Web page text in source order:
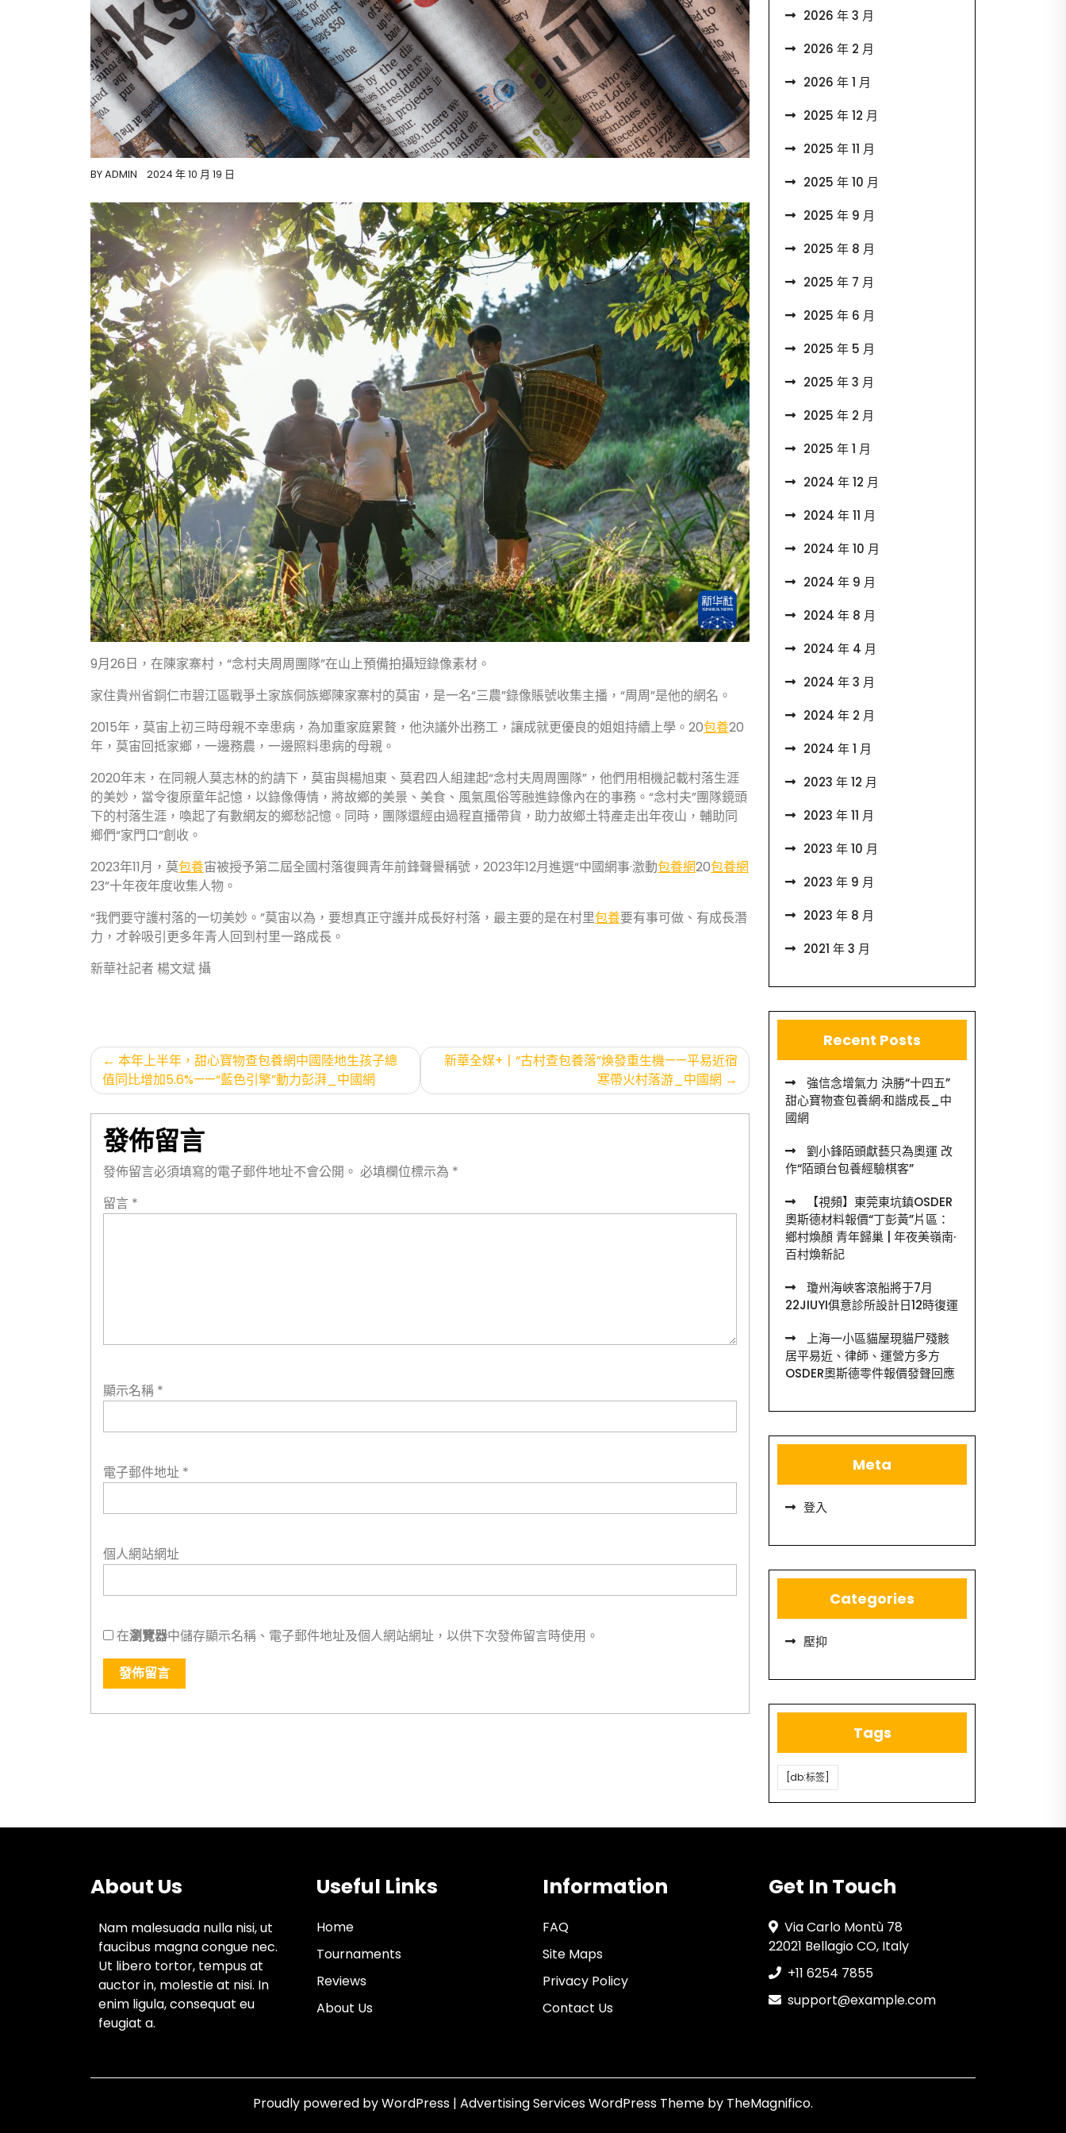
BYADMIN 2024 年 10 月 19 日
9月26日，在陳家寨村，“念村夫周周團隊”在山上預備拍攝短錄像素材。
家住貴州省銅仁市碧江區戰爭土家族侗族鄉陳家寨村的莫宙，是一名“三農”錄像賬號收集主播，“周周”是他的網名。
2015年，莫宙上初三時母親不幸患病，為加重家庭累贅，他決議外出務工，讓成就更優良的姐姐持續上學。20包養20
年，莫宙回抵家鄉，一邊務農，一邊照料患病的母親。
2020年末，在同親人莫志林的約請下，莫宙與楊旭東、莫君四人組建起“念村夫周周團隊”，他們用相機記載村落生涯
的美妙，當令復原童年記憶，以錄像傳情，將故鄉的美景、美食、風氣風俗等融進錄像內在的事務。“念村夫”團隊鏡頭
下的村落生涯，喚起了有數網友的鄉愁記憶。同時，團隊還經由過程直播帶貨，助力故鄉土特產走出年夜山，輔助同
鄉們“家門口”創收。
2023年11月，莫包養宙被授予第二屆全國村落復興青年前鋒聲譽稱號，2023年12月進選“中國網事·激動包養網20包養網
23”十年夜年度收集人物。
“我們要守護村落的一切美妙。”莫宙以為，要想真正守護并成長好村落，最主要的是在村里包養要有事可做、有成長潛
力，才幹吸引更多年青人回到村里一路成長。
新華社記者 楊文斌 攝
文
章
導
覽
本年上半年，甜心寶物查包養網中國陸地生孩子總
值同比增加5.6%——“藍色引擎”動力彭湃_中國網
新華全媒+丨“古村查包養落”煥發重生機——平易近宿
寒帶火村落游_中國網
發佈留言
發佈留言必須填寫的電子郵件地址不會公開。 必填欄位標示為 *
留言 *
顯示名稱 *
電子郵件地址 *
個人網站網址
在瀏覽器中儲存顯示名稱、電子郵件地址及個人網站網址，以供下次發佈留言時使用。
2026 年 3 月
2026 年 2 月
2026 年 1 月
2025 年 12 月
2025 年 11 月
2025 年 10 月
2025 年 9 月
2025 年 8 月
2025 年 7 月
2025 年 6 月
2025 年 5 月
2025 年 3 月
2025 年 2 月
2025 年 1 月
2024 年 12 月
2024 年 11 月
2024 年 10 月
2024 年 9 月
2024 年 8 月
2024 年 4 月
2024 年 3 月
2024 年 2 月
2024 年 1 月
2023 年 12 月
2023 年 11 月
2023 年 10 月
2023 年 9 月
2023 年 8 月
2021 年 3 月
Recent Posts
強信念增氣力 決勝“十四五”
甜心寶物查包養網·和諧成長_中
國網
劉小鋒陌頭獻藝只為奧運 改
作“陌頭台包養經驗棋客”
【視頻】東莞東坑鎮OSDER
奧斯德材料報價“丁彭黃”片區：
鄉村煥顏 青年歸巢 | 年夜美嶺南·
百村煥新記
瓊州海峽客滾船將于7月
22JIUYI俱意診所設計日12時復運
上海一小區貓屋現貓尸殘骸
居平易近、律師、運營方多方
OSDER奧斯德零件報價發聲回應
Meta
登入
Categories
壓抑
Tags
[db:标签]
About Us
Nam malesuada nulla nisi, ut
faucibus magna congue nec.
Ut libero tortor, tempus at
auctor in, molestie at nisi. In
enim ligula, consequat eu
feugiat a.
Useful Links
Home
Tournaments
Reviews
About Us
Information
FAQ
Site Maps
Privacy Policy
Contact Us
Get In Touch
Via Carlo Montù 78
22021 Bellagio CO, Italy
+11 6254 7855
support@example.com
Proudly powered by WordPress | Advertising Services WordPress Theme by TheMagnifico.